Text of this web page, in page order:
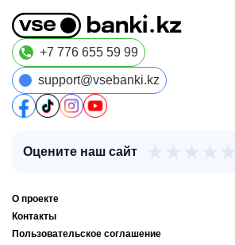
+7 776 655 59 99
support@vsebanki.kz
Оцените наш сайт
О проекте
Контакты
Пользовательское соглашение